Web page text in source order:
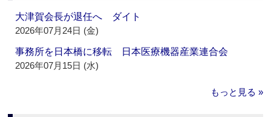
大津賀会長が退任へ ダイト
2026年07月24日 (金)
事務所を日本橋に移転 日本医療機器産業連合会
2026年07月15日 (水)
もっと見る »